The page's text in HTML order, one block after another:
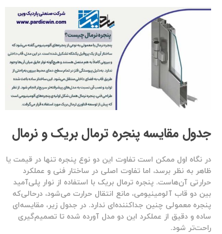
جدول مقایسه پنجره ترمال بریک و نرمال
در نگاه اول ممکن است تفاوت این دو نوع پنجره تنها در قیمت یا
ظاهر به نظر برسد، اما تفاوت اصلی در ساختار فنی و عملکرد
حرارتی آن‌هاست. پنجره ترمال بریک با استفاده از نوار پلی‌آمید
بین دو قاب آلومینیومی، مانع انتقال حرارت می‌شود، درحالی‌که
پنجره معمولی چنین جداکننده‌ای ندارد. در جدول زیر، مقایسه‌ای
ساده و دقیق از عملکرد این دو مدل آورده شده تا تصمیم‌گیری
راحت‌تر شود.